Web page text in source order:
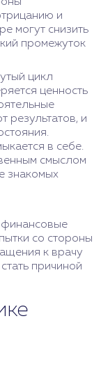
и
могут снизить
промежуток
цикл
ценность
результатов, и
в себе.
смыслом
знакомых
финансовые
со стороны
к врачу
причиной